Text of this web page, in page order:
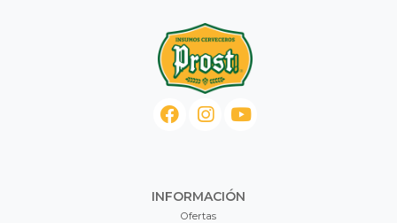
INFORMACIÓN
Ofertas